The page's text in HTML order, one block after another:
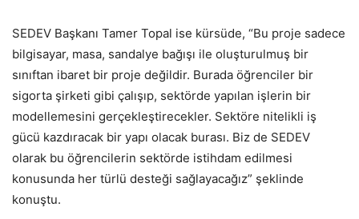
SEDEV Başkanı Tamer Topal ise kürsüde, “Bu proje sadece
bilgisayar, masa, sandalye bağışı ile oluşturulmuş bir
sınıftan ibaret bir proje değildir. Burada öğrenciler bir
sigorta şirketi gibi çalışıp, sektörde yapılan işlerin bir
modellemesini gerçekleştirecekler. Sektöre nitelikli iş
gücü kazdıracak bir yapı olacak burası. Biz de SEDEV
olarak bu öğrencilerin sektörde istihdam edilmesi
konusunda her türlü desteği sağlayacağız” şeklinde
konuştu.